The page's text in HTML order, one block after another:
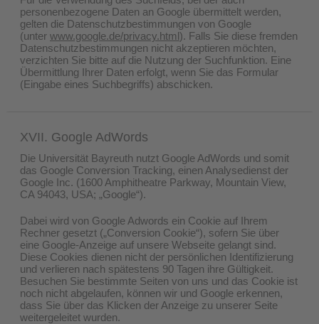
personenbezogene Daten an Google übermittelt werden,
gelten die Datenschutzbestimmungen von Google
(unter www.google.de/privacy.html). Falls Sie diese fremden
Datenschutzbestimmungen nicht akzeptieren möchten,
verzichten Sie bitte auf die Nutzung der Suchfunktion. Eine
Übermittlung Ihrer Daten erfolgt, wenn Sie das Formular
(Eingabe eines Suchbegriffs) abschicken.
XVII. Google AdWords
Die Universität Bayreuth nutzt Google AdWords und somit
das Google Conversion Tracking, einen Analysedienst der
Google Inc. (1600 Amphitheatre Parkway, Mountain View,
CA 94043, USA; „Google“).
Dabei wird von Google Adwords ein Cookie auf Ihrem
Rechner gesetzt („Conversion Cookie“), sofern Sie über
eine Google-Anzeige auf unsere Webseite gelangt sind.
Diese Cookies dienen nicht der persönlichen Identifizierung
und verlieren nach spätestens 90 Tagen ihre Gültigkeit.
Besuchen Sie bestimmte Seiten von uns und das Cookie ist
noch nicht abgelaufen, können wir und Google erkennen,
dass Sie über das Klicken der Anzeige zu unserer Seite
weitergeleitet wurden.